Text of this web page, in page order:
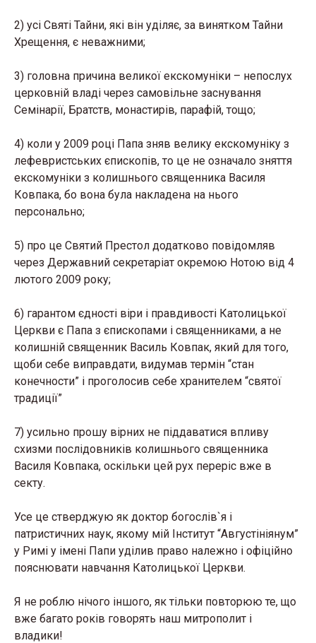
2) усі Святі Тайни, які він уділяє, за винятком Тайни
Хрещення, є неважними;
3) головна причина великої екскомуніки – непослух
церковній владі через самовільне заснування
Семінарії, Братств, монастирів, парафій, тощо;
4) коли у 2009 році Папа зняв велику екскомуніку з
лефевристських єпископів, то це не означало зняття
екскомуніки з колишнього священника Василя
Ковпака, бо вона була накладена на нього
персонально;
5) про це Святий Престол додатково повідомляв
через Державний секретаріат окремою Нотою від 4
лютого 2009 року;
6) гарантом єдності віри і правдивості Католицької
Церкви є Папа з єпископами і священниками, а не
колишній священник Василь Ковпак, який для того,
щоби себе виправдати, видумав термін “стан
конечности” і проголосив себе хранителем “святої
традиції”
7) усильно прошу вірних не піддаватися впливу
схизми послідовників колишнього священника
Василя Ковпака, оскільки цей рух переріс вже в
секту.
Усе це стверджую як доктор богослів`я і
патристичних наук, якому мій Інститут “Августініянум”
у Римі у імені Папи уділив право належно і офіційно
пояснювати навчання Католицької Церкви.
Я не роблю нічого іншого, як тільки повторюю те, що
вже багато років говорять наш митрополит і
владики!